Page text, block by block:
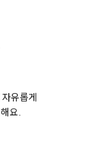
유롭게
요.